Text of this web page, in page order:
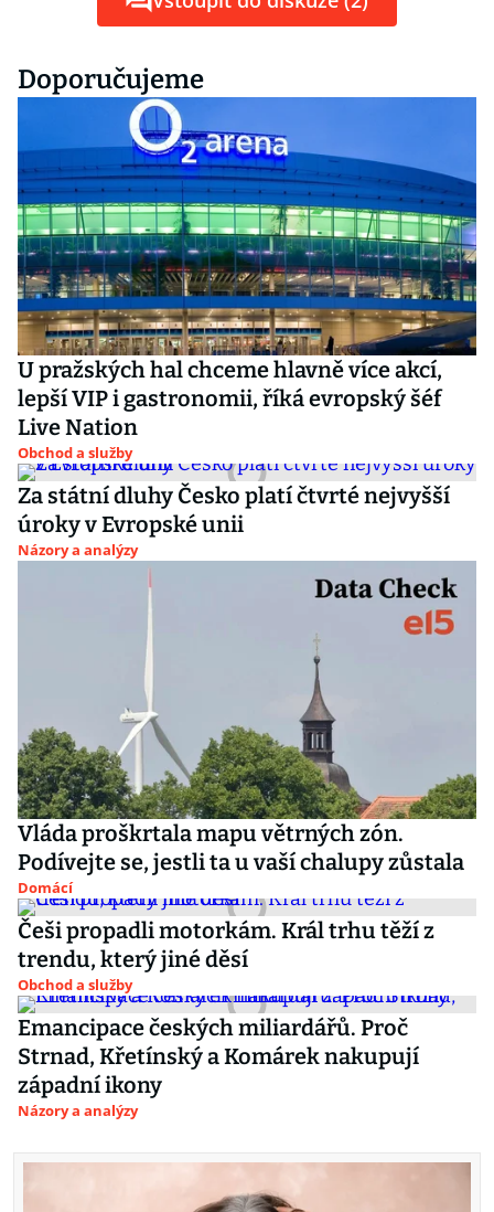
Doporučujeme
U pražských hal chceme hlavně více akcí,
lepší VIP i gastronomii, říká evropský šéf
Live Nation
Obchod a služby
Za státní dluhy Česko platí čtvrté nejvyšší
úroky v Evropské unii
Názory a analýzy
Vláda proškrtala mapu větrných zón.
Podívejte se, jestli ta u vaší chalupy zůstala
Domácí
Češi propadli motorkám. Král trhu těží z
trendu, který jiné děsí
Obchod a služby
Emancipace českých miliardářů. Proč
Strnad, Křetínský a Komárek nakupují
západní ikony
Názory a analýzy